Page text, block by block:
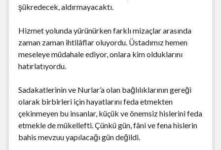
şükredecek, aldırmayacaktı.
Hizmet yolunda yürünürken farklı mizaçlar arasında
zaman zaman ihtilâflar oluyordu. Üstadımız hemen
meseleye müdahale ediyor, onlara kim olduklarını
hatırlatıyordu.
Sadakatlerinin ve Nurlar’a olan bağlılıklarının gereği
olarak birbirleri için hayatlarını feda etmekten
çekinmeyen bu insanlar, küçük ve önemsiz hislerini feda
etmekle de mükellefti. Çünkü gün, fâni ve fena hislerin
bahis mevzuu yapılacağı gün değildi.